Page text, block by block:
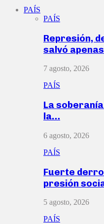
PAÍS
PAÍS
Represión,
salvó
7 agosto, 2026
PAÍS
La
la…
6 agosto, 2026
PAÍS
Fuerte
presión
5 agosto, 2026
PAÍS